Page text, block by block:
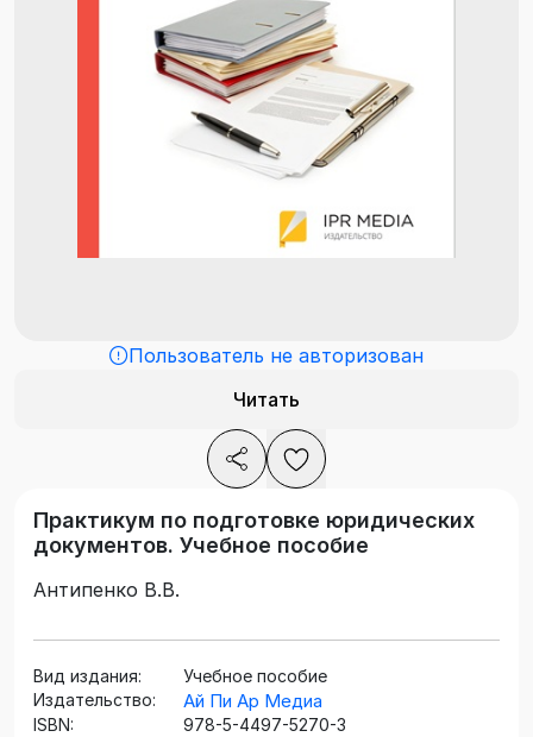
Пользователь не авторизован
Читать
Практикум по подготовке юридических
документов. Учебное пособие
Антипенко В.В.
Вид издания:
Учебное пособие
Издательство:
Ай Пи Ар Медиа
ISBN:
978-5-4497-5270-3